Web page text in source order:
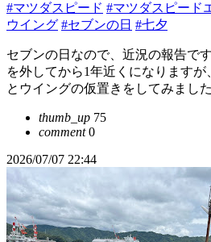
#マツダスピード #マツダスピード
ウイング #セブンの日 #七夕
セブンの日なので、近況の報告で
を外してから1年近くになりますが
とウイングの仮置きをしてみまし
thumb_up 75
comment0
2026/07/07 22:44